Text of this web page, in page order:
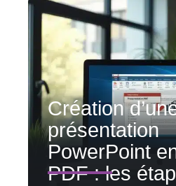
Création
présentation
PowerPoint
PDF : les